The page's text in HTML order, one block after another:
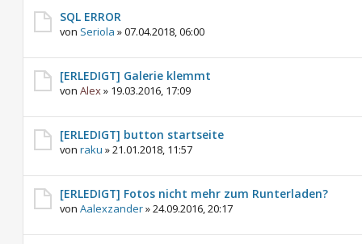
SQL ERROR
von Seriola »07.04.2018, 06:00
[ERLEDIGT] Galerie klemmt
von Alex» 19.03.2016, 17:09
[ERLEDIGT] button startseite
von raku »21.01.2018, 11:57
[ERLEDIGT] Fotos nicht mehr zum Runterladen?
von Aalexzander»24.09.2016, 20:17